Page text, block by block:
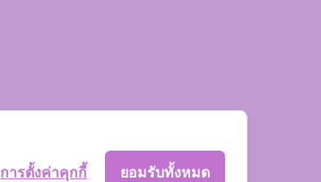
ยอมรับทั้งหมด
การตั้งค่าคุกกี้